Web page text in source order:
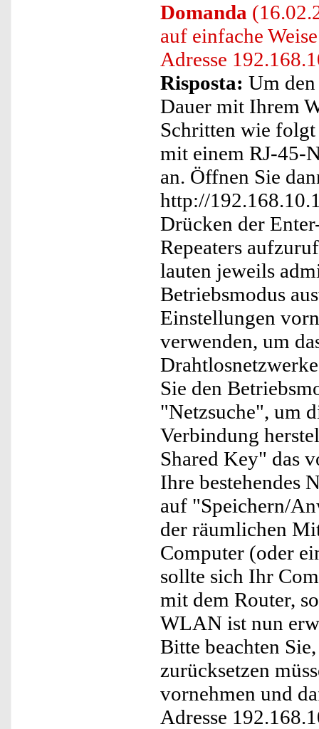
Domanda
auf einfache
Adresse
Risposta: Um
Dauer mit Ihrem
Schritten wie
mit einem RJ-45-
an. Öffnen Sie
http://
Drücken der
Repeaters
lauten jeweils
Betriebsmodus
Einstellungen
verwenden, um
Sie den
"Netzsuche", um
Verbindung
Shared Key" das
Ihre bestehendes
auf "Speichern/
der räumlichen
Computer (oder
sollte sich Ihr
mit dem Router,
WLAN ist nun
Bitte beachten
zurücksetzen
vornehmen und
Adresse